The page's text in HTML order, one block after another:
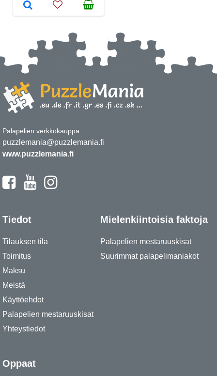
Palapelien verkkokauppa
puzzlemania@puzzlemania.fi
www.puzzlemania.fi
Tiedot
Tilauksen tila
Toimitus
Maksu
Meistä
Käyttöehdot
Palapelien mestaruuskisat
Yhteystiedot
Mielenkiintoisia faktoja
Palapelien mestaruuskisat
Suurimmat palapelimaniakot
Oppaat